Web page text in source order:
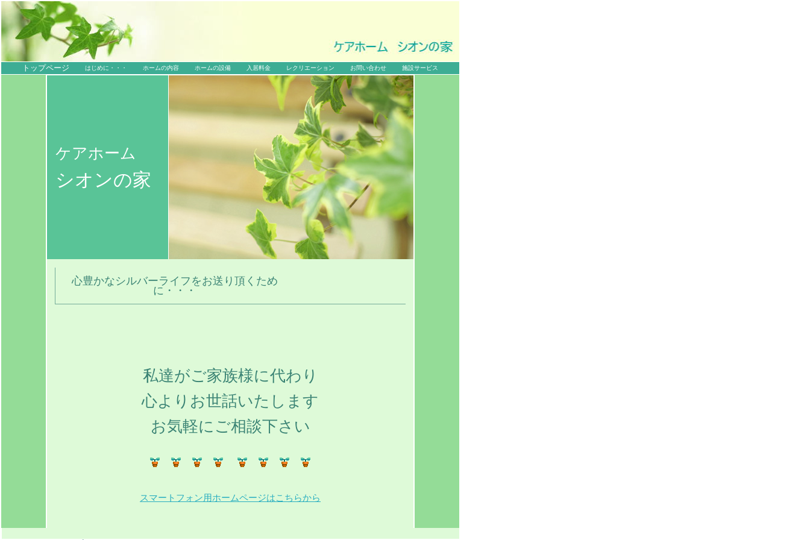
トップページ はじめに・・・ ホームの内容 ホームの設備 入居料金 レクリエーション お問い合わせ 施設サービス
ケアホーム
シオンの家
心豊かなシルバーライフをお送り頂くため
に・・・
私達がご家族様に代わり
心よりお世話いたします
お気軽にご相談下さい
スマートフォン用ホームページはこちらから